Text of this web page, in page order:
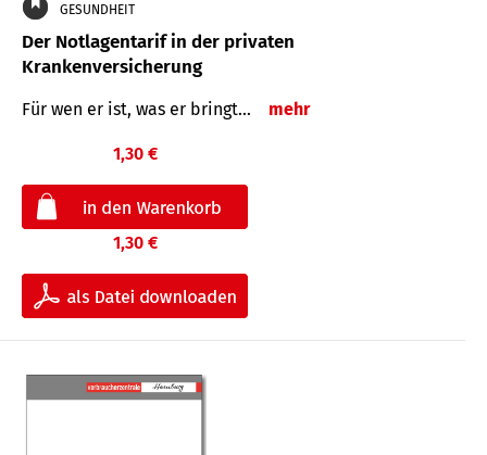
GESUNDHEIT
Der Notlagentarif in der privaten
Krankenversicherung
Für wen er ist, was er bringt… mehr
1,30 €
1,30 €